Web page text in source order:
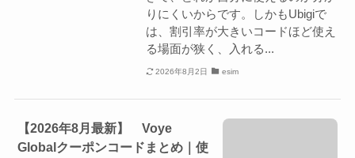
りにくいからです。しかもUbigiで
は、割引率が大きいコードほど使え
る場面が狭く、入れる...
2026年8月2日 esim
【2026年8月最新】 Voye
Globalクーポンコードまとめ｜使